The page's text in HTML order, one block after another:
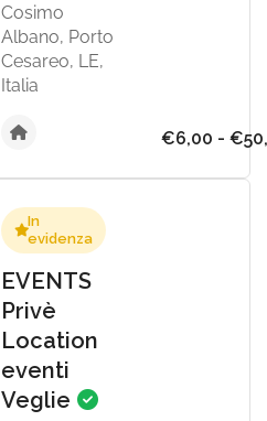
Cosimo
Albano, Porto
Cesareo, LE,
Italia
€6,00 -
In
evidenza
EVENTS
Privè
Location
eventi
Veglie